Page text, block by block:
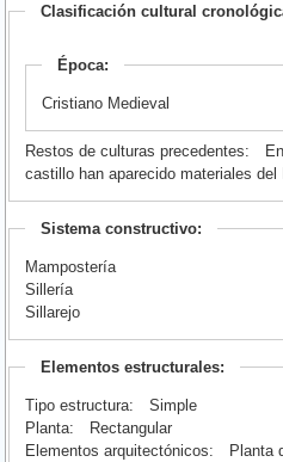
Clasificación cultural
Época:
Cristiano Medieval
Restos de culturas precedentes:
castillo han aparecido materiales del
Sistema constructivo:
Mampostería
Sillería
Sillarejo
Elementos estructurales:
Tipo estructura:
Simple
Planta:
Rectangular
Elementos arquitectónicos:
Planta